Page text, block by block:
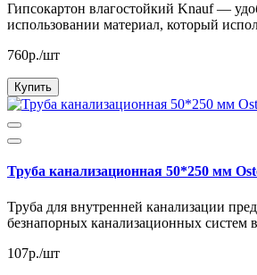
Гипсокартон влагостойкий Knauf —
использовании материал, который
760р./шт
Купить
Труба канализационная 50*250 мм
Труба для внутренней канализации
безнапорных канализационных систем
107р./шт